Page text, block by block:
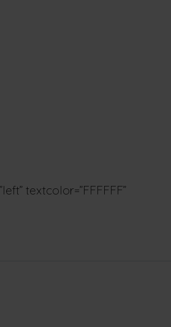
textcolor=”FFFFFF”